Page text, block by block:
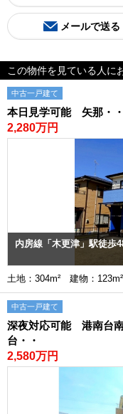
メールで送る
この物件を見ている人に
中古一戸建て
本日見学可能 矢那・
2,280万円
内房線「木更津」駅徒歩
土地：304m² 建物：
中古一戸建て
深夜対応可能 港南台
台・・
2,580万円